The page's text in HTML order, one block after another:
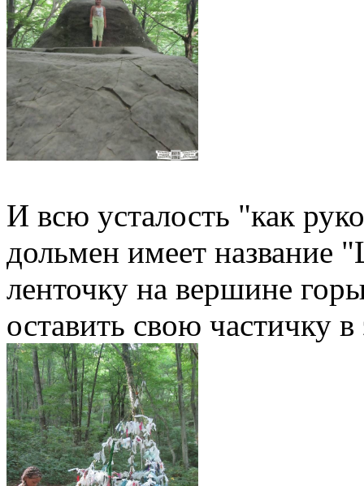
И всю усталость "как
дольмен имеет название
ленточку на вершине
оставить свою частичку